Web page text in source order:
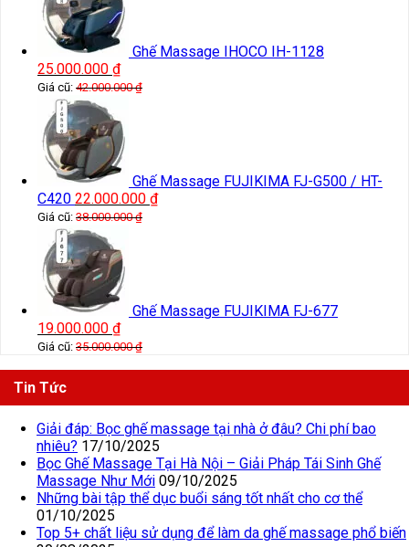
Ghế Massage IHOCO IH-1128
25.000.000 ₫
Giá cũ: 42.000.000₫
Ghế Massage FUJIKIMA FJ-G500 / HT-
C420 22.000.000 ₫
Giá cũ: 38.000.000₫
Ghế Massage FUJIKIMA FJ-677
19.000.000 ₫
Giá cũ: 35.000.000₫
Tin Tức
Giải đáp: Bọc ghế massage tại nhà ở đâu? Chi phí bao
nhiêu? 17/10/2025
Bọc Ghế Massage Tại Hà Nội – Giải Pháp Tái Sinh Ghế
Massage Như Mới 09/10/2025
Những bài tập thể dục buổi sáng tốt nhất cho cơ thể
01/10/2025
Top 5+ chất liệu sử dụng để làm da ghế massage phổ biến